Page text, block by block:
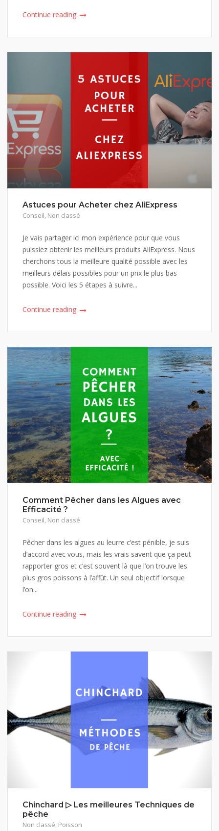
Continue reading
Astuces pour Acheter chez AliExpress
Conseil, Non classé
Je vais partager ici mon expérience pour que vous
puissiez obtenir les meilleurs produits AliExpress. Nous
cherchons tous la meilleure qualité possible avec les
meilleurs délais possibles pour un prix le plus bas
possible. Voici les 5 étapes à suivre...
Continue reading
Comment Pêcher dans les Algues avec
Efficacité ?
Conseil, Non classé
Pêcher dans les algues au leurre c’est pénible, je suis
d’accord avec vous, mais les vrais savent que ça peut
rapporter gros et c’est souvent là que l’on trouve les
plus gros poissons à l’affût. Un seul objectif lorsque
l’on...
Continue reading
Chinchard ▷ Les meilleures Techniques de
pêche
Non classé, Poisson